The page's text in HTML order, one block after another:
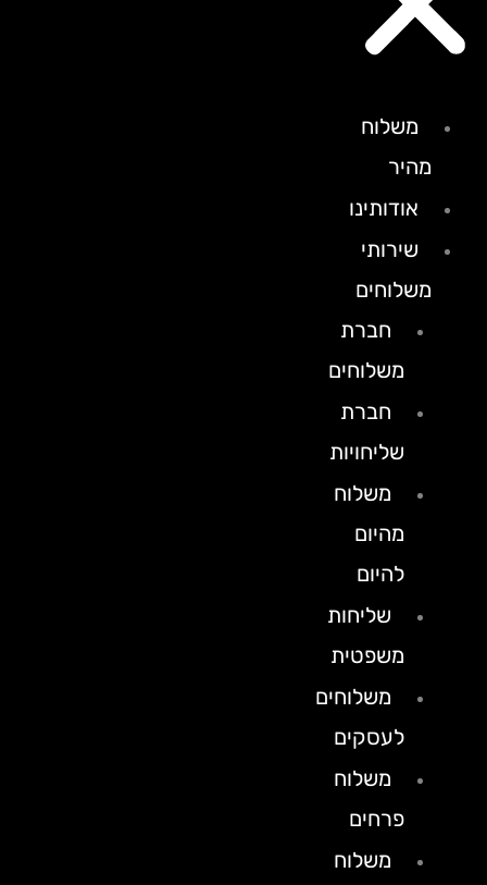
משלוח
מהיר
אודותינו
שירותי
משלוחים
חברת
משלוחים
חברת
שליחויות
משלוח
מהיום
להיום
שליחות
משפטית
משלוחים
לעסקים
משלוח
פרחים
משלוח